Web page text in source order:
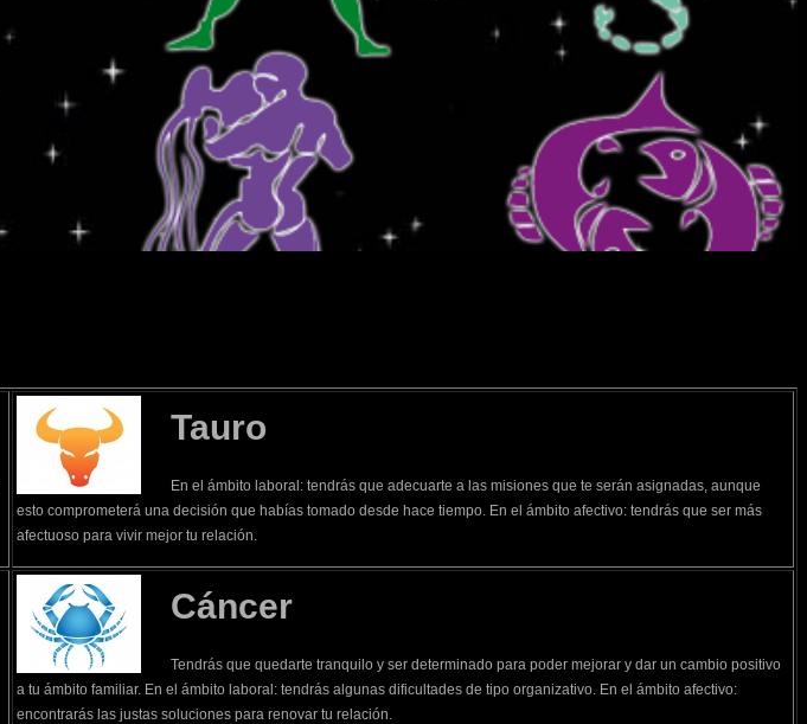
Tauro
En el ámbito laboral: tendrás que adecuarte a las misiones que te serán asignadas, aunque
esto comprometerá una decisión que habías tomado desde hace tiempo. En el ámbito afectivo: tendrás que ser más
afectuoso para vivir mejor tu relación.
Cáncer
Tendrás que quedarte tranquilo y ser determinado para poder mejorar y dar un cambio positivo
a tu ámbito familiar. En el ámbito laboral: tendrás algunas dificultades de tipo organizativo. En el ámbito afectivo:
encontrarás las justas soluciones para renovar tu relación.